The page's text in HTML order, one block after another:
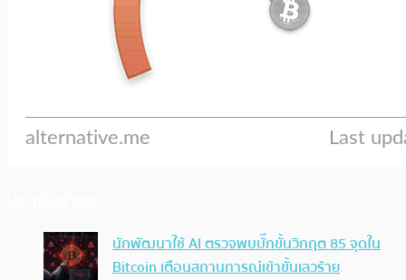
นักพัฒนาใช้ AI ตรวจพบบั๊กขั้นวิกฤต 85 จุดใน
Bitcoin เตือนสถานการณ์เข้าขั้นเลวร้าย